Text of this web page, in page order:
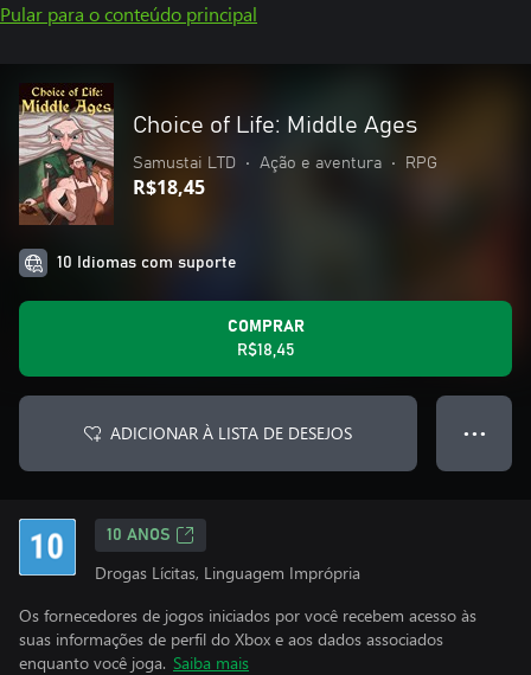
Pular para o conteúdo principal
Choice of Life: Middle Ages
Samustai LTD • Ação e aventura • RPG
R$18,45
10 Idiomas com suporte
COMPRAR
R$18,45
ADICIONAR À LISTA DE DESEJOS ● ● ●
10 ANOS
Drogas Lícitas, Linguagem Imprópria
Os fornecedores de jogos iniciados por você recebem acesso às
suas informações de perfil do Xbox e aos dados associados
enquanto você joga. Saiba mais